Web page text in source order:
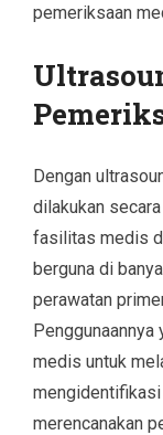
pemeriksaan
Dengan
dilakukan
fasilitas medis
berguna di
perawatan
Penggunaannya
medis untuk
mengidentifikasi
merencanakan